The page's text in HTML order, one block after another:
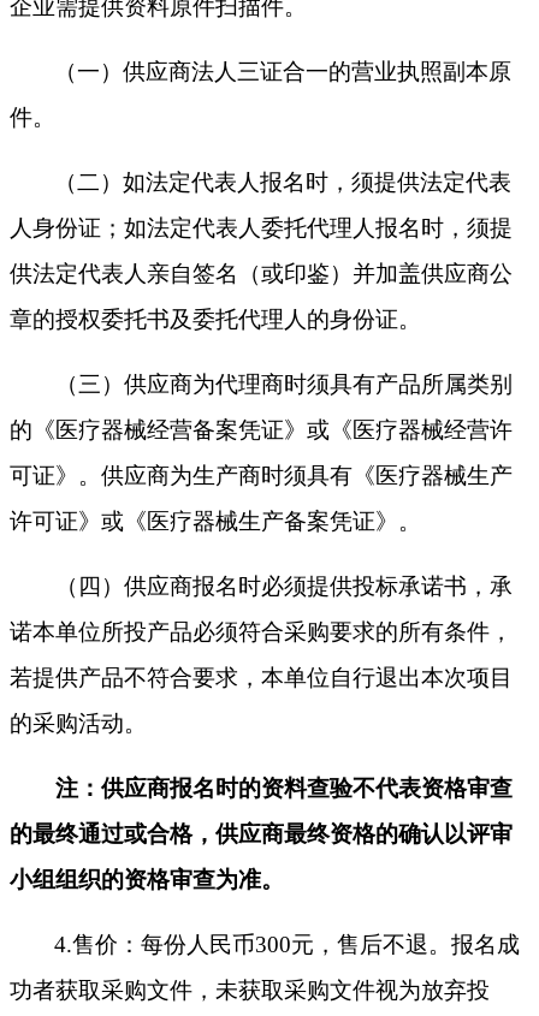
企业需提供资料原件扫描件。
（一）供应商法人三证合一的营业执照副本原
件。
（二）如法定代表人报名时，须提供法定代表
人身份证；如法定代表人委托代理人报名时，须提
供法定代表人亲自签名（或印鉴）并加盖供应商公
章的授权委托书及委托代理人的身份证。
（三）供应商为代理商时须具有产品所属类别
的《医疗器械经营备案凭证》或《医疗器械经营许
可证》。供应商为生产商时须具有《医疗器械生产
许可证》或《医疗器械生产备案凭证》。
（四） 供应商报名时必须提供投标承诺书，承
诺本单位所投产品必须符合采购要求的所有条件，
若提供产品不符合要求，本单位自行退出本次项目
的采购活动。
注：供应商报名时的资料查验不代表资格审查
的最终通过或合格，供应商最终资格的确认以评审
小组组织的资格审查为准。
4.售价：每份人民币300元，售后不退。报名成
功者获取采购文件，未获取采购文件视为放弃投